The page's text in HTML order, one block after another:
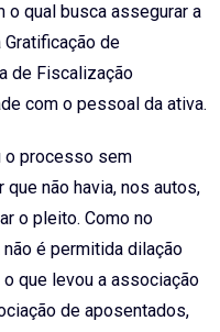
o qual busca assegurar a
de
de Fiscalização
com o pessoal da ativa.
o processo sem
não havia, nos autos,
o pleito. Como no
é permitida dilação
que levou a associação
de aposentados,